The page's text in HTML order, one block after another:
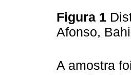
Figura 1
Afonso,
A amostra